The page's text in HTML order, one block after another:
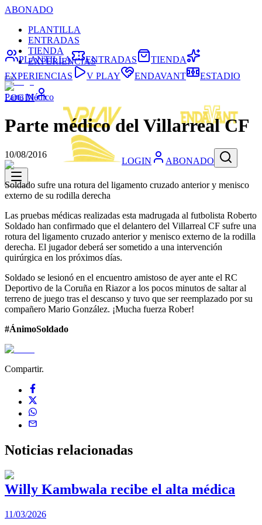
ABONADO
PLANTILLA
ENTRADAS
TIENDA
EXPERIENCIAS
LOGIN
LOGIN ABONADO
PLANTILLA ENTRADAS
TIENDA
EXPERIENCIAS
V PLAY ENDAVANT ESTADIO
Parte Médico
Parte médico del Villarreal CF
10/08/2016
Soldado sufre una rotura del ligamento cruzado anterior y menisco
externo de su rodilla derecha
Las pruebas médicas realizadas esta madrugada al futbolista Roberto
Soldado han confirmado que el delantero del Villarreal CF sufre una
rotura del ligamento cruzado anterior y menisco externo de la rodilla
derecha. El jugador deberá ser sometido a una intervención
quirúrgica en los próximos días.
Soldado se lesionó en el encuentro amistoso de ayer ante el RC
Deportivo de la Coruña en Riazor a los pocos minutos de saltar al
terreno de juego tras el descanso y tuvo que ser reemplazado por su
compañero Mario González. ¡Mucha fuerza Rober!
#ÁnimoSoldado
Compartir.
Noticias relacionadas
Willy Kambwala recibe el alta médica
11/03/2026